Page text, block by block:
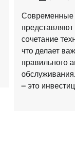
Современные
сочетание
что делает
правильного
– это